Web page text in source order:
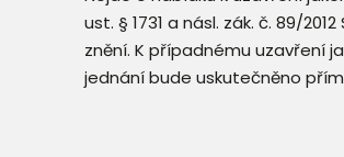
ust. § 1731 a násl. zák. č. 89/
znění. K případnému uzavření
jednání bude uskutečněno